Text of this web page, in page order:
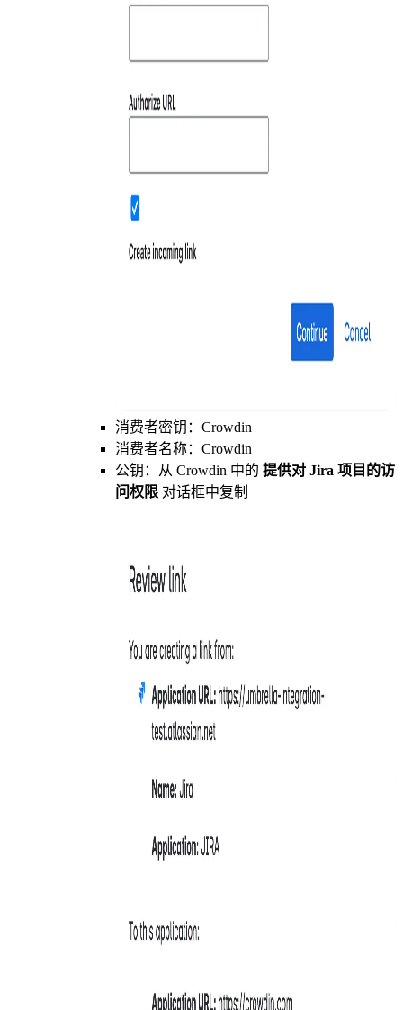
消费者密钥：Crowdin
消费者名称：Crowdin
公钥：从 Crowdin 中的 提供对 Jira 项目的访
问权限 对话框中复制